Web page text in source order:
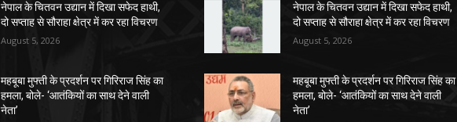
नेपाल के चितवन उद्यान में दिखा सफेद हाथी,
दो सप्ताह से सौराहा क्षेत्र में कर रहा विचरण
August 5, 2026
महबूबा मुफ्ती के प्रदर्शन पर गिरिराज सिंह का
हमला, बोले- ‘आतंकियों का साथ देने वाली
नेता’
नेपाल के चितवन उद्यान में दिखा सफेद हाथी,
दो सप्ताह से सौराहा क्षेत्र में कर रहा विचरण
August 5, 2026
महबूबा मुफ्ती के प्रदर्शन पर गिरिराज सिंह का
हमला, बोले- ‘आतंकियों का साथ देने वाली
नेता’